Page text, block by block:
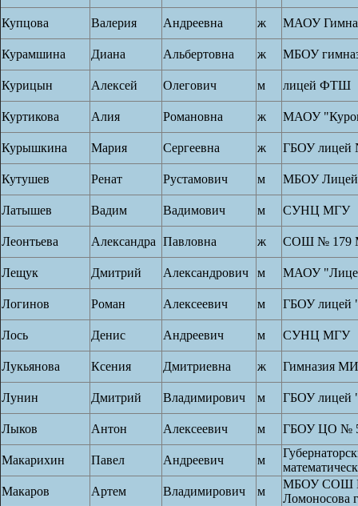
Купцова Валерия Андреевна ж МАОУ
Курамшина Диана Альбертовна ж МБОУ
Курицын Алексей Олегович м лицей ФТШ
Куртикова Алия Романовна ж МАОУ
Курышкина Мария Сергеевна ж ГБОУ лицей
Кутушев Ренат Рустамович м МБОУ Лицей
Латышев Вадим Вадимович м СУНЦ МГУ
Леонтьева Александра Павловна ж СОШ № 179
Лещук Дмитрий Александрович м МАОУ
Логинов Роман Алексеевич м ГБОУ лицей
Лось Денис Андреевич м СУНЦ МГУ
Лукьянова Ксения Дмитриевна ж Гимназия
Лунин Дмитрий Владимирович м ГБОУ лицей
Лыков Антон Алексеевич м ГБОУ ЦО №
Макарихин Павел Андреевич м
Макаров
Артем Владимирович м
МБОУ СОШ
Ломоносова